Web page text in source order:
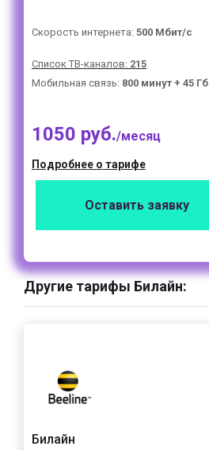
Скорость интернета: 500 Мбит/с
Список ТВ-каналов: 215
Мобильная связь: 800 минут + 45 Гб
1050 руб./месяц
Подробнее о тарифе
Оставить заявку
Другие тарифы Билайн:
Билайн